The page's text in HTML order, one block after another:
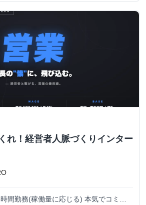
れ！経営者人脈づくりインター
間勤務(稼働量に応じる) 本気でコミッ